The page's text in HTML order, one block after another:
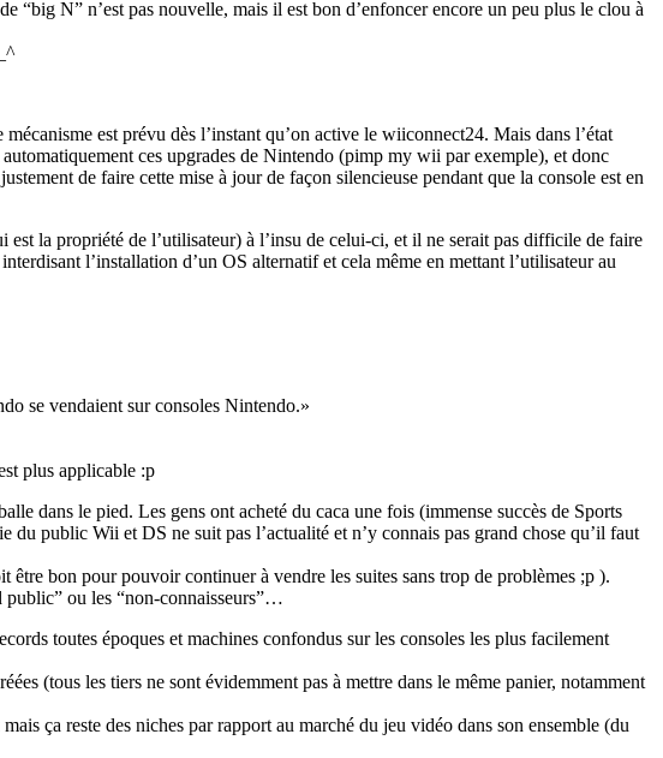
N” n’est pas nouvelle, mais il est bon d’enfoncer encore un peu plus le clou à
est prévu dès l’instant qu’on active le wiiconnect24. Mais dans l’état
ces upgrades de Nintendo (pimp my wii par exemple), et donc
de faire cette mise à jour de façon silencieuse pendant que la console est en
est la propriété de l’utilisateur) à l’insu de celui-ci, et il ne serait pas difficile de faire
l’installation d’un OS alternatif et cela même en mettant l’utilisateur au
se vendaient sur consoles Nintendo.
plus applicable :p
dans le pied. Les gens ont acheté du caca une fois (immense succès de Sports
du public Wii et DS ne suit pas l’actualité et n’y connais pas grand chose qu’il faut
bon pour pouvoir continuer à vendre les suites sans trop de problèmes ;p ).
public” ou les “non-connaisseurs”…
toutes époques et machines confondus sur les consoles les plus facilement
(tous les tiers ne sont évidemment pas à mettre dans le même panier, notamment
ça reste des niches par rapport au marché du jeu vidéo dans son ensemble (du